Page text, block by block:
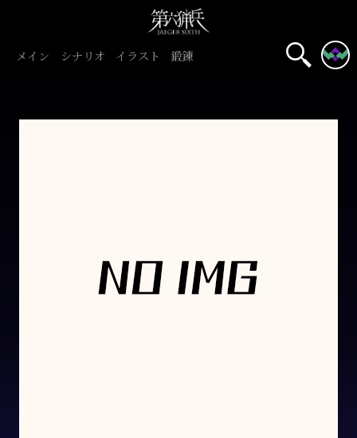
メイン シナリオ イラスト 鍛錬